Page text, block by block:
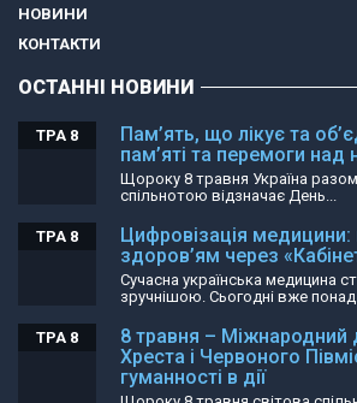
НОВИНИ
КОНТАКТИ
ОСТАННІ НОВИНИ
Пам’ять, що лікує та
пам’яті та перемоги
ТРА 8
Щороку 8 травня Україна
спільнотою відзначає День...
Цифровізація медицини:
здоров’ям через
ТРА 8
Сучасна українська медицина
зручнішою. Сьогодні вже
8 травня – Міжнародний
Хреста і Червоного
гуманності в дії
ТРА 8